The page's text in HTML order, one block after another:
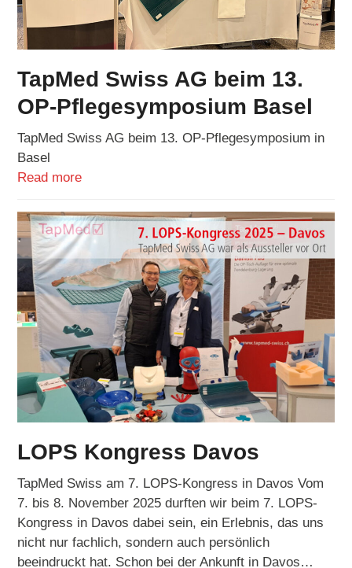
TapMed Swiss AG beim 13.
OP-Pflegesymposium Basel
TapMed Swiss AG beim 13. OP-Pflegesymposium in
Basel
Read more
LOPS Kongress Davos
TapMed Swiss am 7. LOPS-Kongress in Davos Vom
7. bis 8. November 2025 durften wir beim 7. LOPS-
Kongress in Davos dabei sein, ein Erlebnis, das uns
nicht nur fachlich, sondern auch persönlich
beeindruckt hat. Schon bei der Ankunft in Davos…